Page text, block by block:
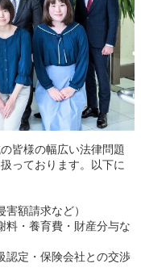
皆様の幅広い法律問題
っております。以下に
額請求など）
料・養育費・財産分与な
認定・保険会社との交渉